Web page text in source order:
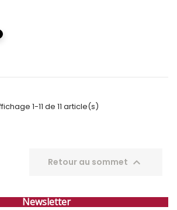
Noir
1-11 de 11 article(s)
Retour au sommet 
Newsletter